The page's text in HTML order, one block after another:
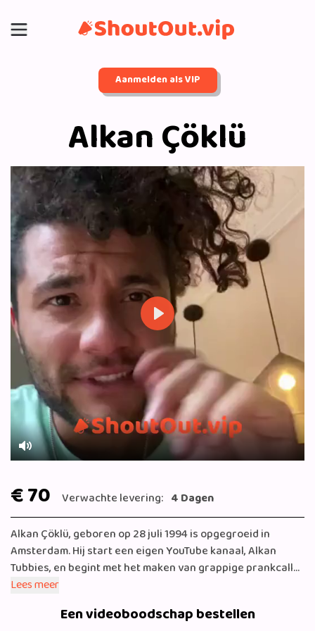
Aanmelden als VIP
Alkan Çöklü
Mute
Play
€ 70 Verwachte levering: 4 Dagen
Alkan Çöklü, geboren op 28 juli 1994 is opgegroeid in
Amsterdam. Hij start een eigen YouTube kanaal, Alkan
Tubbies, en begint met het maken van grappige prankcalls,
sketches en vlogs. (Je kan hem ook vragen of hij een shout
krijgt rollen in onder andere de series Als de dijken breken,
Lees meer
Een videoboodschap bestellen